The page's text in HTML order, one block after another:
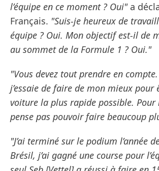
l’équipe en ce moment ? Oui"a
Français. "Suis-je heureux de
équipe ? Oui. Mon objectif est-il de
au sommet de la Formule 1 ? Oui."
"Vous devez tout prendre en
j’essaie de faire de mon mieux pour
voiture la plus rapide possible. Pour
pense pas pouvoir faire beaucoup
"J’ai terminé sur le podium l’année
Brésil, j’ai gagné une course pour